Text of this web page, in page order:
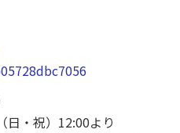
日・祝）12:00より